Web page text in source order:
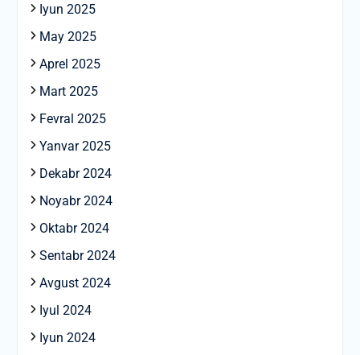
Iyun 2025
May 2025
Aprel 2025
Mart 2025
Fevral 2025
Yanvar 2025
Dekabr 2024
Noyabr 2024
Oktabr 2024
Sentabr 2024
Avgust 2024
Iyul 2024
Iyun 2024